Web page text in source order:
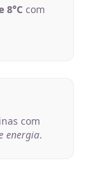
8°C com
com
energia.